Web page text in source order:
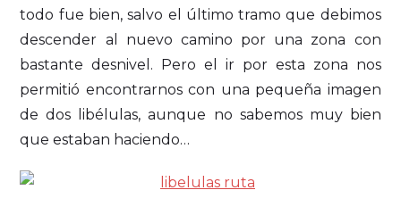
todo fue bien, salvo el último tramo que debimos
descender al nuevo camino por una zona con
bastante desnivel. Pero el ir por esta zona nos
permitió encontrarnos con una pequeña imagen
de dos libélulas, aunque no sabemos muy bien
que estaban haciendo…